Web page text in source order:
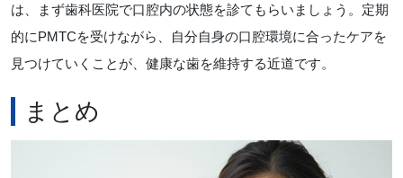
は、まず歯科医院で口腔内の状態を診てもらいましょう。定期
的にPMTCを受けながら、自分自身の口腔環境に合ったケアを
見つけていくことが、健康な歯を維持する近道です。
まとめ